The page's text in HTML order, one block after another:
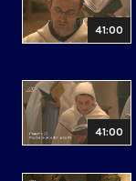
41:00
41:00